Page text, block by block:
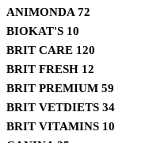
ANIMONDA 72
BIOKAT'S 10
BRIT CARE 120
BRIT FRESH 12
BRIT PREMIUM 59
BRIT VETDIETS 34
BRIT VITAMINS 10